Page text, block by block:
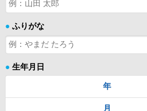
● ふりがな
● 生年月日
年
月